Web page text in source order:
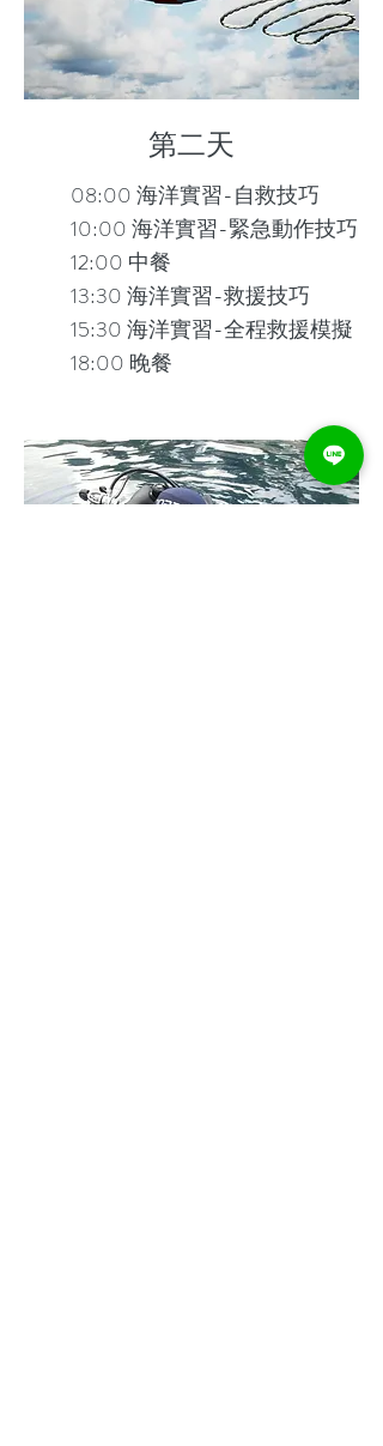
第二天
08:00 海洋實習-自救技巧
10:00 海洋實習-緊急動作技巧
12:00 中餐
13:30 海洋實習-救援技巧
15:30 海洋實習-全程救援模擬
18:00 晚餐